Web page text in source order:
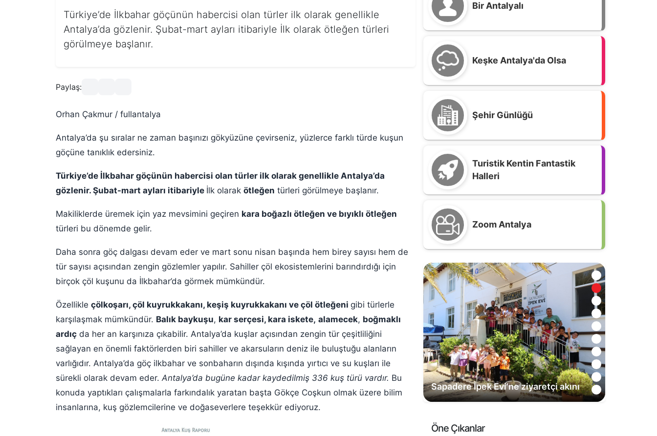
Türkiye’de İlkbahar göçünün habercisi olan türler ilk olarak genellikle
Antalya’da gözlenir. Şubat-mart ayları itibariyle İlk olarak ötleğen türleri
görülmeye başlanır.
Paylaş:
Orhan Çakmur / fullantalya
Antalya’da şu sıralar ne zaman başınızı gökyüzüne çevirseniz, yüzlerce farklı türde kuşun
göçüne tanıklık edersiniz.
Türkiye’de İlkbahar göçünün habercisi olan türler ilk olarak genellikle Antalya’da
gözlenir. Şubat-mart ayları itibariyle İlk olarak ötleğen türleri görülmeye başlanır.
Makiliklerde üremek için yaz mevsimini geçiren kara boğazlı ötleğen ve bıyıklı ötleğen
türleri bu dönemde gelir.
Daha sonra göç dalgası devam eder ve mart sonu nisan başında hem birey sayısı hem de
tür sayısı açısından zengin gözlemler yapılır. Sahiller çöl ekosistemlerini barındırdığı için
birçok çöl kuşunu da İlkbahar’da görmek mümkündür.
Özellikle çölkoşarı, çöl kuyrukkakanı, keşiş kuyrukkakanı ve çöl ötleğeni gibi türlerle
karşılaşmak mümkündür. Balık baykuşu, kar serçesi, kara iskete, alamecek, boğmaklı
ardıç da her an karşınıza çıkabilir. Antalya’da kuşlar açısından zengin tür çeşitliliğini
sağlayan en önemli faktörlerden biri sahiller ve akarsuların deniz ile buluştuğu alanların
varlığıdır. Antalya’da göç ilkbahar ve sonbaharın dışında kışında yırtıcı ve su kuşları ile
sürekli olarak devam eder.Antalya’da bugüne kadar kaydedilmiş 336 kuş türü vardır. Bu
konuda yaptıkları çalışmalarla farkındalık yaratan başta Gökçe Coşkun olmak üzere bilim
insanlarına, kuş gözlemcilerine ve doğaseverlere teşekkür ediyoruz.
Bir Antalyalı
Keşke Antalya'da Olsa
Şehir Günlüğü
Turistik Kentin Fantastik
Halleri
Zoom Antalya
Düden Şelalesi; Sıcak yaz günlerinde
serin bir mola
Sapadere İpek Evi’ne ziyaretçi akını
Öne Çıkanlar